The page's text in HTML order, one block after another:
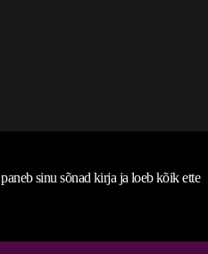
sinu sõnad kirja ja loeb kõik ette